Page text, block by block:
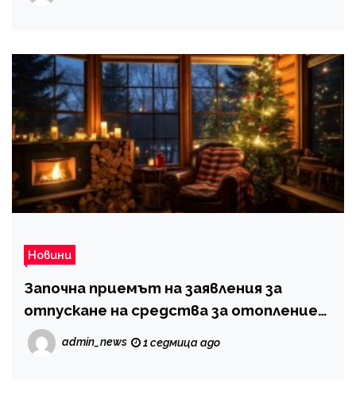
Новини
Започна приемът на заявления за
отпускане на средства за отопление
през сезон 2026/2027
admin_news 1 седмица ago